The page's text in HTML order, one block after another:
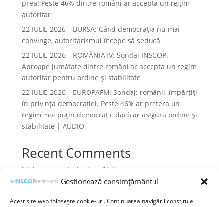
Gestionează consimțământul
Acest site web folosește cookie-uri. Continuarea navigării constituie
prea! Peste 46% dintre români ar accepta un regim
autoritar
22 IULIE 2026 – BURSA: Când democraţia nu mai
convinge, autoritarismul începe să seducă
22 IULIE 2026 – ROMÂNIATV: Sondaj INSCOP.
Aproape jumătate dintre români ar accepta un regim
autoritar pentru ordine și stabilitate
22 IULIE 2026 – EUROPAFM: Sondaj: românii, împărțiți
în privința democrației. Peste 46% ar prefera un
regim mai puțin democratic dacă ar asigura ordine și
stabilitate | AUDIO
Recent Comments
Niciun comentariu de arătat.